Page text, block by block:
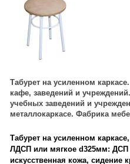
Табурет на усиленном
кафе, заведений и
учебных заведений и
металлокаркасе. Фабрика
Табурет на усиленном
ЛДСП или мягкое d325мм:
искусственная кожа, сидение